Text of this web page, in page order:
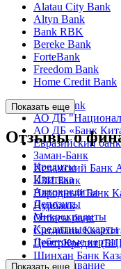
Alatau City Bank
Altyn Bank
Bank RBK
Bereke Bank
ForteBank
Freedom Bank
Home Credit Bank
Kaspi Bank
АО ДБ
АО ДБ «Банк
Евразийский банк
Заман-Банк
Исламский Банк
КЗИ Банк
Народный Банк
Нурбанк
Отбасы банк
Ситибанк
ЦентрКредит
Шинхан Банк
Показать еще
Отзывы о
Кредиты
Ипотека
Автокредиты
Депозиты
Микрокредиты
Кредитные карты
Дебетовые карты
Обслуживание
Показать еще